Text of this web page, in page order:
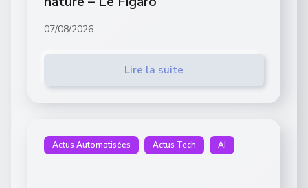
07/08/2026
Lire la suite
Actus Automatisées Actus Tech AI